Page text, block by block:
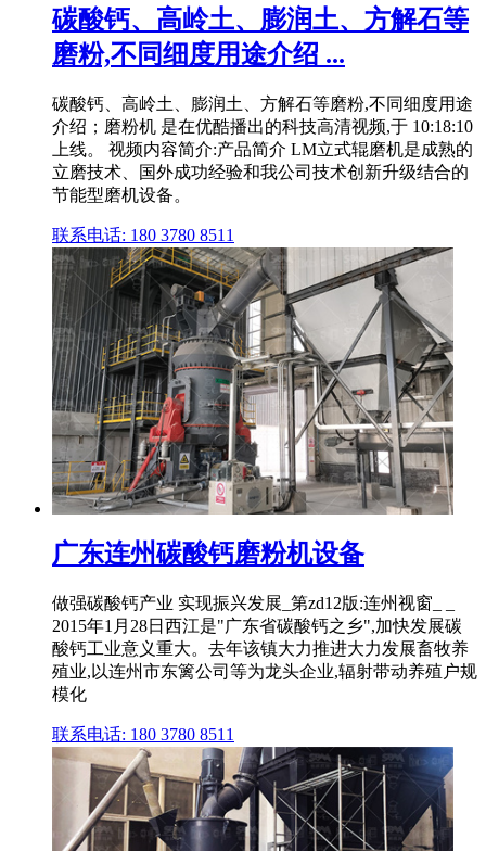
碳酸钙、高岭土、膨润土、方解石等
磨粉,不同细度用途介绍 ...
碳酸钙、高岭土、膨润土、方解石等磨粉,不同细度用途
介绍；磨粉机 是在优酷播出的科技高清视频,于 10:18:10
上线。 视频内容简介:产品简介 LM立式辊磨机是成熟的
立磨技术、国外成功经验和我公司技术创新升级结合的
节能型磨机设备。
联系电话: 180 3780 8511
广东连州碳酸钙磨粉机设备
做强碳酸钙产业 实现振兴发展_第zd12版:连州视窗_ _
2015年1月28日西江是"广东省碳酸钙之乡",加快发展碳
酸钙工业意义重大。去年该镇大力推进大力发展畜牧养
殖业,以连州市东篱公司等为龙头企业,辐射带动养殖户规
模化
联系电话: 180 3780 8511